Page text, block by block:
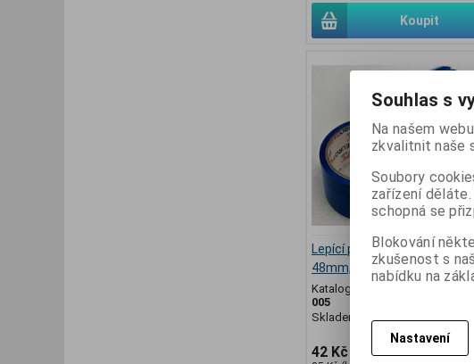
Koupit
Lepící páska modrá, šíře
48mm, návin 60m
Katalogové číslo:
005
Skladem:
9 ks
42 Kč
Souhlas s
Na našem
zkvalitnit naše
Soubory
zařízení
schopná se
Blokování
zkušenost s
nabídku na
Nastavení